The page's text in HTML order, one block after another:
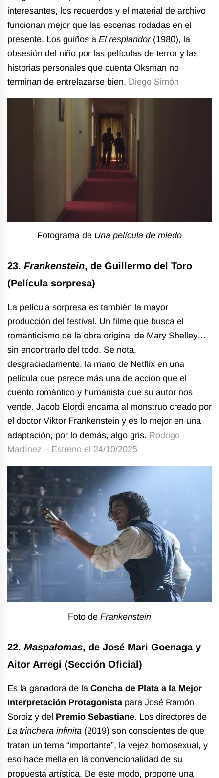
interesantes, los recuerdos y el material de archivo
funcionan mejor que las escenas rodadas en el
presente. Los guiños a El resplandor(1980), la
obsesión del niño por las películas de terror y las
historias personales que cuenta Oksman no
terminan de entrelazarse bien. Diego Simón
Fotograma de Una película de miedo
23. Frankenstein, de Guillermo del Toro
(Película sorpresa)
La película sorpresa es también la mayor
producción del festival. Un filme que busca el
romanticismo de la obra original de Mary Shelley…
sin encontrarlo del todo. Se nota,
desgraciadamente, la mano de Netflix en una
película que parece más una de acción que el
cuento romántico y humanista que su autor nos
vende. Jacob Elordi encarna al monstruo creado por
el doctor Viktor Frankenstein y es lo mejor en una
adaptación, por lo demás, algo gris. Rodrigo
Martínez – Estreno el 24/10/2025
Foto de Frankenstein
22. Maspalomas, de José Mari Goenaga y
Aitor Arregi (Sección Oficial)
Es la ganadora de la Concha de Plata a la Mejor
Interpretación Protagonista para José Ramón
Soroiz y del Premio Sebastiane. Los directores de
La trinchera infinita (2019) son conscientes de que
tratan un tema “importante”, la vejez homosexual, y
eso hace mella en la convencionalidad de su
propuesta artística. De este modo, propone una